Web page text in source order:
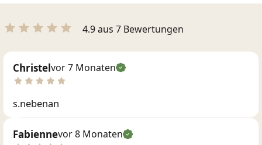
4.9 aus 7 Bewertungen
Christelvor 7 Monaten
s.nebenan
Fabiennevor 8 Monaten